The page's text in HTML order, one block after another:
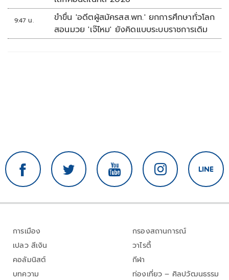
9:47 น.
ขำขื่น 'อดีตผู้สมัครสส.พท.' ยกการศึกษาทั่วโลก
สอนมวย 'เจ๊ไหม' ยังคิดแบบระบบราชการเดิม
การเมือง
เปลว สีเงิน
คอลัมนิสต์
บทความ
กรองสถานการณ์
วาไรตี้
กีฬา
ท่องเที่ยว – ศิลปวัฒนธรรม